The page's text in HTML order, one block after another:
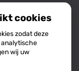
openstaande
cookies
zodat deze
analytische
wij uw